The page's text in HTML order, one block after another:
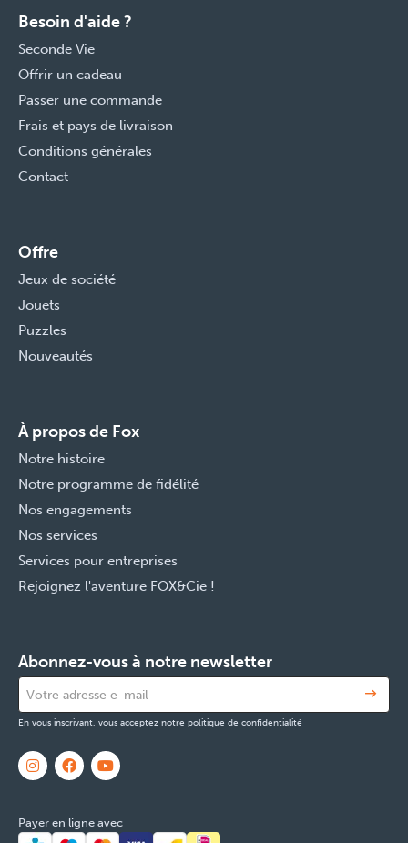
Besoin d'aide ?
Seconde Vie
Offrir un cadeau
Passer une commande
Frais et pays de livraison
Conditions générales
Contact
Offre
Jeux de société
Jouets
Puzzles
Nouveautés
À propos de Fox
Notre histoire
Notre programme de fidélité
Nos engagements
Nos services
Services pour entreprises
Rejoignez l'aventure FOX&Cie !
Abonnez-vous à notre newsletter
En vous inscrivant, vous acceptez notre politique de confidentialité
Payer en ligne avec